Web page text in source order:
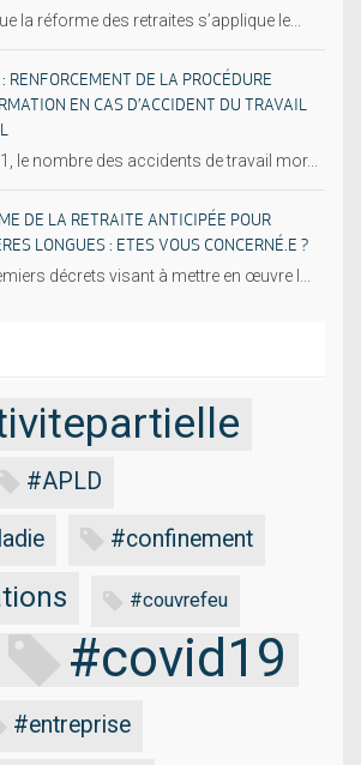
la réforme des retraites s’applique le...
: RENFORCEMENT DE LA PROCÉDURE
EN CAS D’ACCIDENT DU TRAVAIL
le nombre des accidents de travail mor...
DE LA RETRAITE ANTICIPÉE POUR
LONGUES : ETES VOUS CONCERNÉ.E ?
décrets visant à mettre en œuvre l...
#APLD
#confinement
#couvrefeu
#covid19
#entreprise